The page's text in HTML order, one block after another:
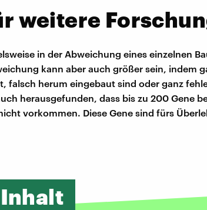
weitere
in der Abweichung eines einzelnen
kann aber auch größer sein, indem
falsch herum eingebaut sind oder ganz
herausgefunden, dass bis zu 200 Gene
vorkommen. Diese Gene sind fürs